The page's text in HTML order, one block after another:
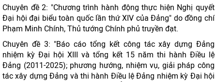
Chuyên đề 2: "Chương trình hành động thực hiện Nghị quyết
Đại hội đại biểu toàn quốc lần thứ XIV của Đảng" do đồng chí
Phạm Minh Chính, Thủ tướng Chính phủ truyền đạt.
Chuyên đề 3: "Báo cáo tổng kết công tác xây dựng Đảng
nhiệm kỳ Đại hội XIII và tổng kết 15 năm thi hành Điều lệ
Đảng (2011-2025); phương hướng, nhiệm vụ, giải pháp công
tác xây dựng Đảng và thi hành Điều lệ Đảng nhiệm kỳ Đại hội